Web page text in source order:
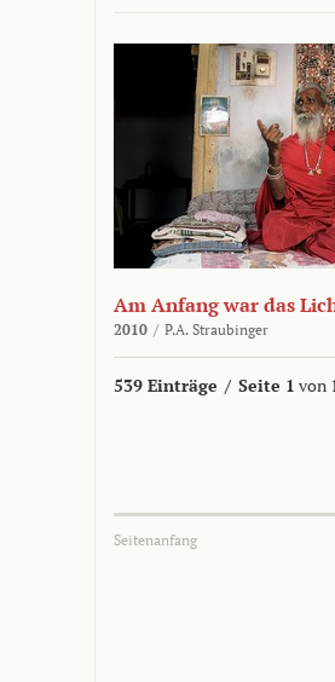
Am Anfang war das
2010 / P.A. Straubinger
539 Einträge / Seite 1 von
Seitenanfang